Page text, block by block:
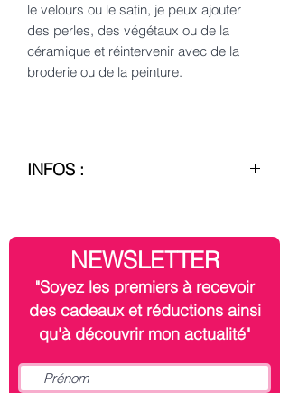
le velours ou le satin, je peux ajouter
des perles, des végétaux ou de la
céramique et réintervenir avec de la
broderie ou de la peinture.
INFOS :
partenaires au savoir-faire français de
qualité. Je les remercie encore.
– Encadrement, frais de transport et
taxes de douane non inclus
– Transport au départ de FRANCE
NEWSLETTER
"Soyez les premiers à recevoir
des cadeaux et réductions ainsi
qu'à découvrir mon actualité"